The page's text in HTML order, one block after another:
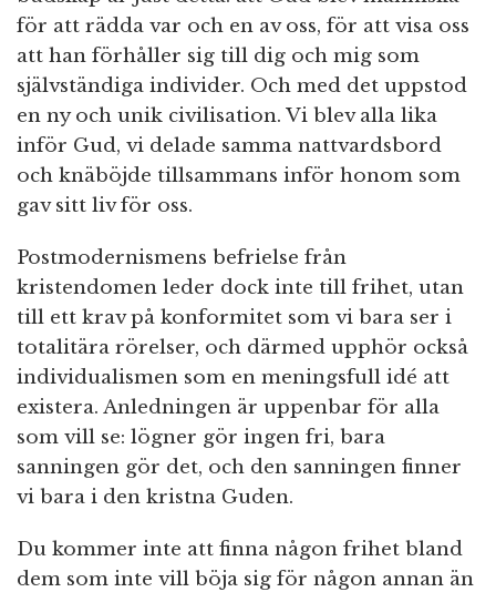
för att rädda var och en av oss, för att visa oss
att han förhåller sig till dig och mig som
självständiga individer. Och med det uppstod
en ny och unik civilisation. Vi blev alla lika
inför Gud, vi delade samma nattvardsbord
och knäböjde tillsammans inför honom som
gav sitt liv för oss.
Postmodernismens befrielse från
kristendomen leder dock inte till frihet, utan
till ett krav på konformitet som vi bara ser i
totalitära rörelser, och därmed upphör också
individualismen som en meningsfull idé att
existera. Anledningen är uppenbar för alla
som vill se: lögner gör ingen fri, bara
sanningen gör det, och den sanningen finner
vi bara i den kristna Guden.
Du kommer inte att finna någon frihet bland
dem som inte vill böja sig för någon annan än